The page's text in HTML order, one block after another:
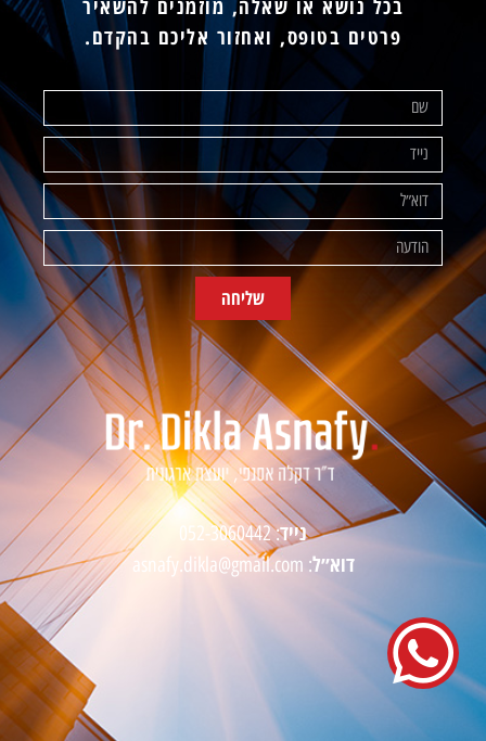
נייד:
052-3060442
דוא״ל:
asnafy.dikla@gmail.com
בכל נושא או שאלה, מוזמנים להשאיר
פרטים בטופס, ואחזור אליכם בהקדם.
שליחה